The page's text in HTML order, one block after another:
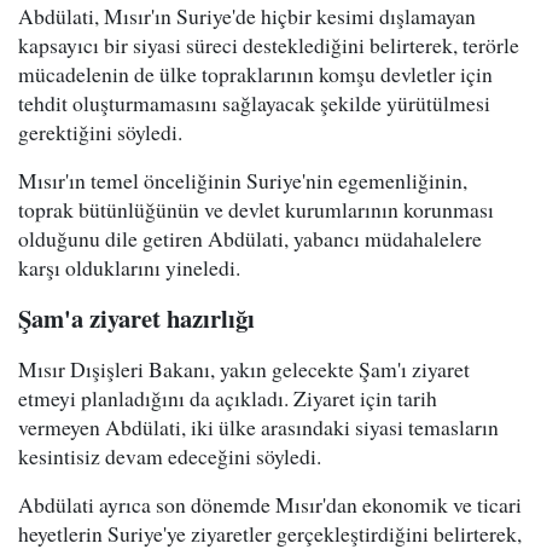
Abdülati, Mısır'ın Suriye'de hiçbir kesimi dışlamayan
kapsayıcı bir siyasi süreci desteklediğini belirterek, terörle
mücadelenin de ülke topraklarının komşu devletler için
tehdit oluşturmamasını sağlayacak şekilde yürütülmesi
gerektiğini söyledi.
Mısır'ın temel önceliğinin Suriye'nin egemenliğinin,
toprak bütünlüğünün ve devlet kurumlarının korunması
olduğunu dile getiren Abdülati, yabancı müdahalelere
karşı olduklarını yineledi.
Şam'a ziyaret hazırlığı
Mısır Dışişleri Bakanı, yakın gelecekte Şam'ı ziyaret
etmeyi planladığını da açıkladı. Ziyaret için tarih
vermeyen Abdülati, iki ülke arasındaki siyasi temasların
kesintisiz devam edeceğini söyledi.
Abdülati ayrıca son dönemde Mısır'dan ekonomik ve ticari
heyetlerin Suriye'ye ziyaretler gerçekleştirdiğini belirterek,